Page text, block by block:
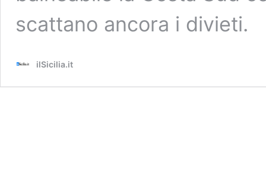
scattano ancora i divieti.
ilSicilia.it